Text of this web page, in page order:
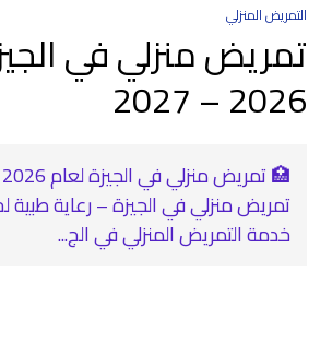
التمريض المنزلي
تمريض منزلي في
2026 – 2027
تمريض منزلي في الجيزة – رعاية طبية
خدمة التمريض المنزلي في الج...